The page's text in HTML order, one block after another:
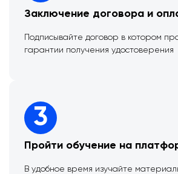
Заключение договора и
Подписывайте договор в котором
гарантии получения удостоверения
3
Пройти обучение на
В удобное время изучайте